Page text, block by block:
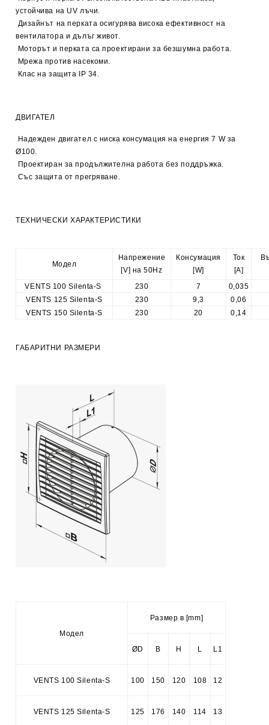
устойчива на UV лъчи.
Дизайнът на перката осигурява висока ефективност на
вентилатора и дълъг живот.
Моторът и перката са проектирани за безшумна работа.
Мрежа против насекоми.
Клас на защита IP 34.
ДВИГАТЕЛ
Надежден двигател с ниска консумация на енергия 7 W за
Ø100.
Проектиран за продължителна работа без поддръжка.
Със защита от прегряване.
ТЕХНИЧЕСКИ ХАРАКТЕРИСТИКИ
Модел
Напрежение
[V] на 50Hz
Консумация
[W]
Ток
[A]
VENTS 100 Silenta-S 230 7
0,035
VENTS 125 Silenta-S
230 9,3
0,06
VENTS 150 Silenta-S
230 20 0,14
ГАБАРИТНИ РАЗМЕРИ
Модел
Размер в [mm]
ØD В H L L1
VENTS 100 Silenta-S 100 150 120 108 12
VENTS 125 Silenta-S 125 176 140 114 13